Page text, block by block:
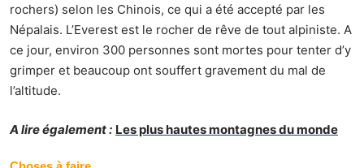
rochers) selon les Chinois, ce qui a été accepté par les
Népalais. L’Everest est le rocher de rêve de tout alpiniste. A
ce jour, environ 300 personnes sont mortes pour tenter d’y
grimper et beaucoup ont souffert gravement du mal de
l’altitude.
A lire également : Les plus hautes montagnes du monde